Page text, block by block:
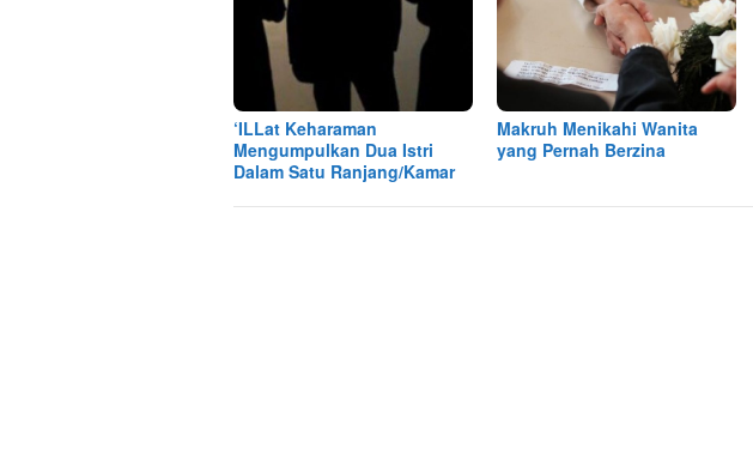
‘ILLat Keharaman
Mengumpulkan Dua Istri
Dalam Satu Ranjang/Kamar
Makruh Menikahi Wanita
yang Pernah Berzina